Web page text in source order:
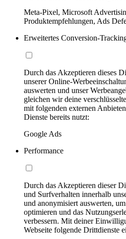
Meta-Pixel, Microsoft
Produktempfehlungen, Ads
Erweitertes Conversion-
Durch das Akzeptieren dieses
unserer Online-
auswerten und unser
gleichen wir deine
mit folgenden externen
Dienste bereits nutzt:
Google Ads
Performance
Durch das Akzeptieren dieser
und Surfverhalten innerhalb
und anonymisiert auswerten,
optimieren und das
verbessern. Mit deiner
Webseite folgende Drittdienste